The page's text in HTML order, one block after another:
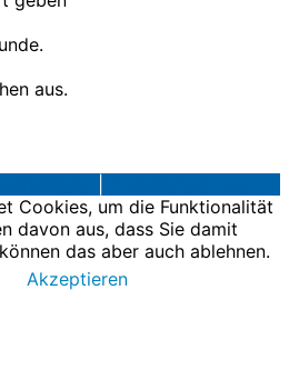
aus.
Cookies, um die Funktionalität
davon aus, dass Sie damit
das aber auch ablehnen.
Akzeptieren